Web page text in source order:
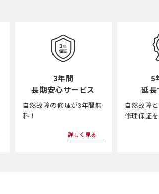
3年間
長期安心サービス
自然故障の修理が3年間無
料！
詳しく見る
5
延長
自然故障
修理保証